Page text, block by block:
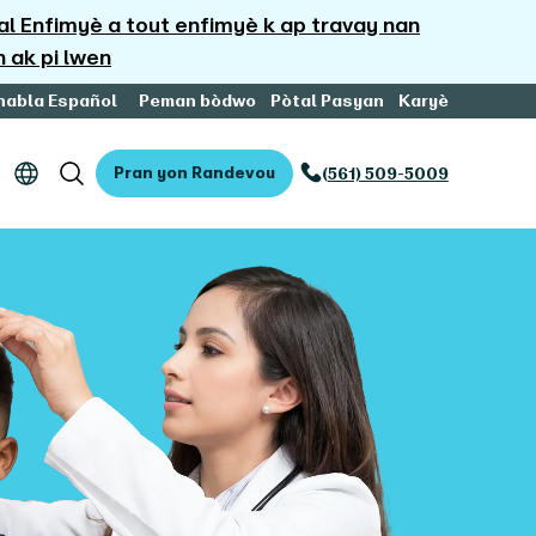
Enfimyè a tout enfimyè k ap travay nan
ak pi lwen
Español Peman bòdwo Pòtal Pasyan Karyè
Pran yon Randevou (561) 509-5009